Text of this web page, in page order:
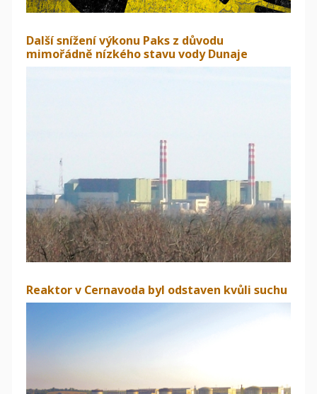
Další snížení výkonu Paks z důvodu
mimořádně nízkého stavu vody Dunaje
Reaktor v Cernavoda byl odstaven kvůli suchu